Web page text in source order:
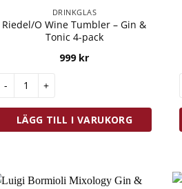
mängd
DRINKGLAS
Riedel/O Wine Tumbler – Gin &
Tonic 4-pack
999 kr
Riedel/O Wine Tumbler - Gin & Tonic 4-
LÄGG TILL I VARUKORG